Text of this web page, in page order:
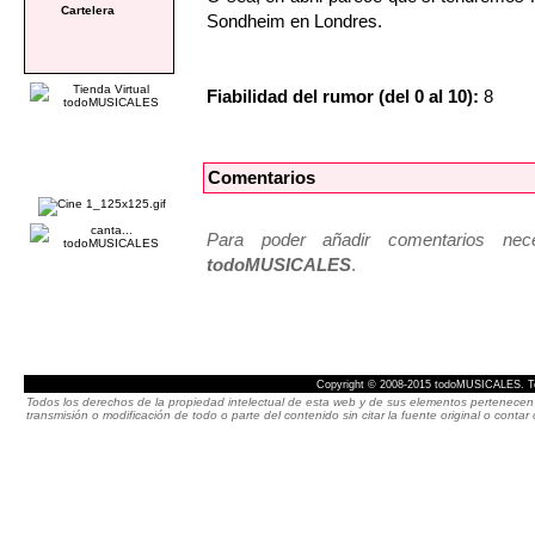
Sondheim en Londres.
Fiabilidad del rumor (del 0 al 10): 8
Comentarios
Para poder añadir comentarios
todoMUSICALES.
Cartelera
Copyright © 2008-2015 todoMUSICALES.
Todos los derechos de la propiedad intelectual de esta web y de sus elementos
transmisión o modificación de todo o parte del contenido sin citar la fuente original o